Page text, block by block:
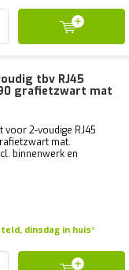
tbv RJ45
grafietzwart mat
voor 2-voudige RJ45
mat.
binnenwerk en
dinsdag in huis*